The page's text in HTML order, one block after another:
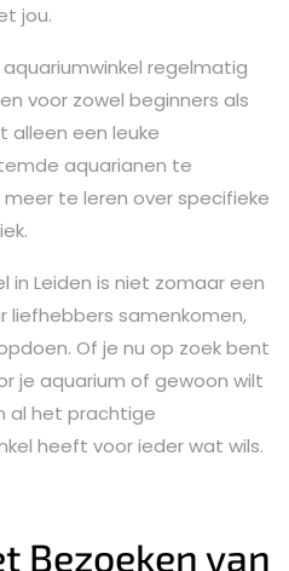
jou.
regelmatig
voor zowel beginners als
alleen een leuke
aquarianen te
te leren over specifieke
in Leiden is niet zomaar een
liefhebbers samenkomen,
Of je nu op zoek bent
je aquarium of gewoon wilt
al het prachtige
heeft voor ieder wat wils.
Bezoeken van